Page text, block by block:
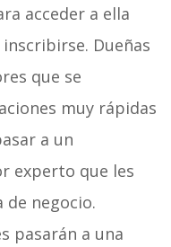
acceder a ella
inscribirse. Dueñas
que se
muy rápidas
a un
experto que les
de negocio.
pasarán a una